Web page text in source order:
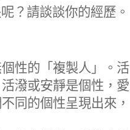
？請談談你的經歷。
性的「複製人」。活
潑或安靜是個性，愛
同的個性呈現出來，